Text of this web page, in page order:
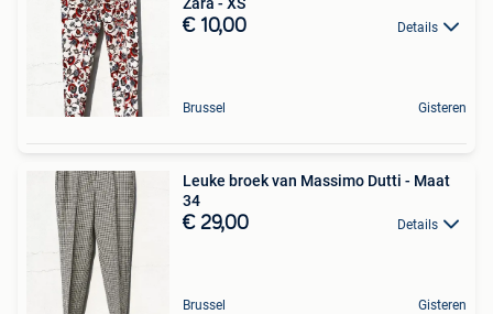
€ 10,00 Details
Brussel Gisteren
Leuke broek van Massimo Dutti - Maat
34
€ 29,00 Details
Brussel Gisteren